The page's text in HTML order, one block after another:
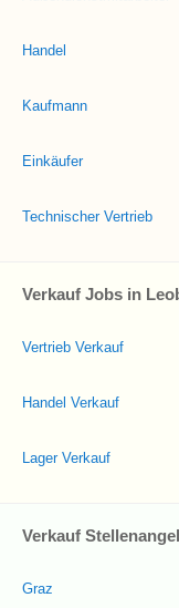
Handel
Kaufmann
Einkäufer
Technischer Vertrieb
Verkauf Jobs in
Vertrieb Verkauf
Handel Verkauf
Lager Verkauf
Verkauf
Graz